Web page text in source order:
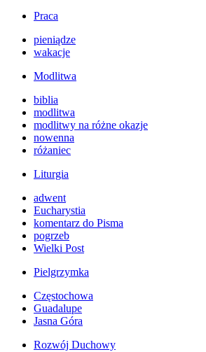
Praca
pieniądze
wakacje
Modlitwa
biblia
modlitwa
modlitwy na różne okazje
nowenna
różaniec
Liturgia
adwent
Eucharystia
komentarz do Pisma
pogrzeb
Wielki Post
Pielgrzymka
Częstochowa
Guadalupe
Jasna Góra
Rozwój Duchowy